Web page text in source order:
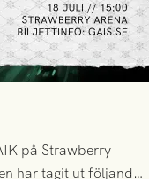
på Strawberry
har tagit ut följande